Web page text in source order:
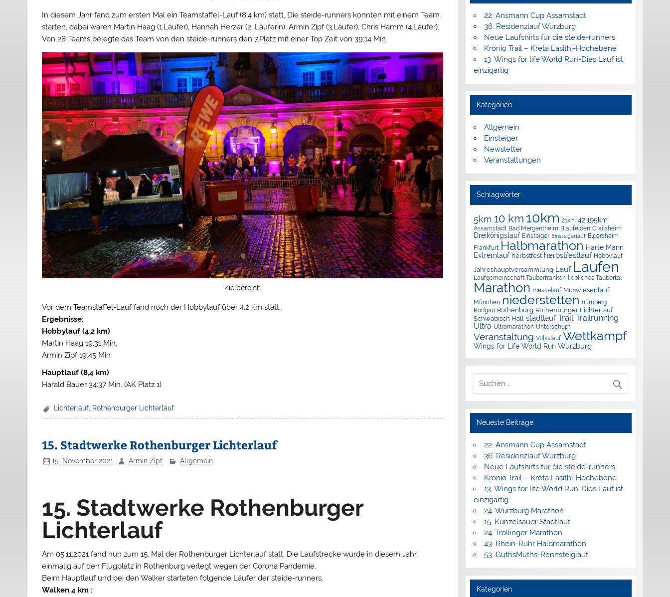
In diesem Jahr fand zum ersten Mal ein Teamstaffel-Lauf (8,4 km) statt. Die steide-runners konnten mit einem Team
starten, dabei waren Martin Haag (1.Läufer), Hannah Herzer (2. Läuferin), Armin Zipf (3.Läufer), Chris Hamm (4.Läufer).
Von 28 Teams belegte das Team von den steide-runners den 7.Platz mit einer Top Zeit von 39:14 Min.
Zielbereich
Vor dem Teamstaffel-Lauf fand noch der Hobbylauf über 4,2 km statt.
Ergebnisse:
Hobbylauf (4,2 km)
Martin Haag 19:31 Min.
Armin Zipf 19:45 Min
Hauptlauf (8,4 km)
Harald Bauer 34:37 Min. (AK Platz 1)
Lichterlauf, Rothenburger Lichterlauf
15. Stadtwerke Rothenburger Lichterlauf
15. November 2021 Armin Zipf Allgemein
15. Stadtwerke Rothenburger
Lichterlauf
Am 05.11.2021 fand nun zum 15. Mal der Rothenburger Lichterlauf statt. Die Laufstrecke wurde in diesem Jahr
einmalig auf den Flugplatz in Rothenburg verlegt wegen der Corona Pandemie.
Beim Hauptlauf und bei den Walker starteten folgende Läufer der steide-runners.
Walken 4 km :
22. Ansmann Cup Assamstadt
36. Residenzlauf Würzburg
Neue Laufshirts für die steide-runners
Kronio Trail – Kreta Lasithi-Hochebene
13. Wings for life World Run-Dies Lauf ist
einzigartig
Kategorien
Allgemein
Einsteiger
Newsletter
Veranstaltungen
Schlagwörter
5km 10 km 10km 21km 42.195km
Assamstadt Bad Mergentheim Blaufelden Crailsheim
Dreikönigslauf Einsteiger Einsteigerlauf Elpersheim
Frankfurt Halbmarathon Harte Mann
Extremlauf herbstfest herbstfestlauf Hobbylauf
Jahreshauptversammlung Lauf Laufen
Laufgemeinschaft Tauberfranken liebliches Taubertal
Marathon messelauf Muswiesenlauf
München niederstetten nürnberg
Rodgau Rothenburg Rothenburger Lichterlauf
Schwäbisch Hall stadtlauf Trail Trailrunning
Ultra Ultramarathon Unterschüpf
Veranstaltung Volkslauf Wettkampf
Wings for Life World Run Würzburg
Neueste Beiträge
22. Ansmann Cup Assamstadt
36. Residenzlauf Würzburg
Neue Laufshirts für die steide-runners
Kronio Trail – Kreta Lasithi-Hochebene
13. Wings for life World Run-Dies Lauf ist
einzigartig
24. Würzburg Marathon
15. Künzelsauer Stadtlauf
24. Trollinger Marathon
43. Rhein-Ruhr Halbmarathon
53. GuthsMuths-Rennsteiglauf
Kategorien